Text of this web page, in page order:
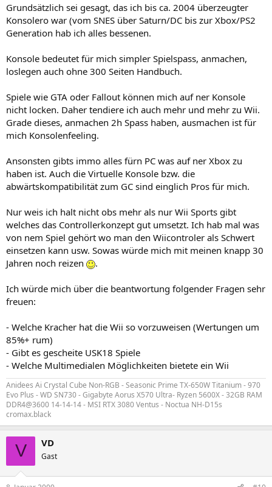
Grundsätzlich sei gesagt, das ich bis ca. 2004 überzeugter
Konsolero war (vom SNES über Saturn/DC bis zur Xbox/PS2
Generation hab ich alles bessenen.
Konsole bedeutet für mich simpler Spielspass, anmachen,
loslegen auch ohne 300 Seiten Handbuch.
Spiele wie GTA oder Fallout können mich auf ner Konsole
nicht locken. Daher tendiere ich auch mehr und mehr zu Wii.
Grade dieses, anmachen 2h Spass haben, ausmachen ist für
mich Konsolenfeeling.
Ansonsten gibts immo alles fürn PC was auf ner Xbox zu
haben ist. Auch die Virtuelle Konsole bzw. die
abwärtskompatibilität zum GC sind einglich Pros für mich.
Nur weis ich halt nicht obs mehr als nur Wii Sports gibt
welches das Controllerkonzept gut umsetzt. Ich hab mal was
von nem Spiel gehört wo man den Wiicontroler als Schwert
einsetzen kann usw. Sowas würde mich mit meinen knapp 30
Jahren noch reizen
.
Ich würde mich über die beantwortung folgender Fragen sehr
freuen:
- Welche Kracher hat die Wii so vorzuweisen (Wertungen um
85%+ rum)
- Gibt es gescheite USK18 Spiele
- Welche Multimedialen Möglichkeiten bietete ein Wii
Anidees Ai Crystal Cube Non-RGB - Seasonic Prime TX-650W Titanium - 970
Evo Plus - WD SN730 - Gigabyte Aorus X570 Ultra- Ryzen 5600X - 32GB RAM
DDR4@3600 14-14-14 - MSI RTX 3080 Ventus - Noctua NH-D15s
cromax.black
V VD
Gast